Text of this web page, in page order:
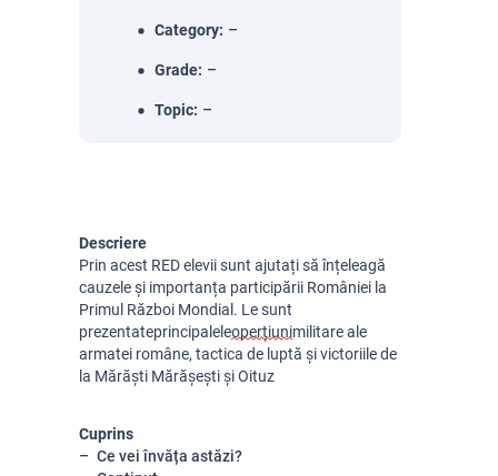
Category: –
Grade: –
Topic: –
Descriere
Prin acest RED elevii sunt ajutați să înțeleagă
cauzele și importanța participării României la
Primul Război Mondial. Le sunt
prezentateprincipaleleoperțiunimilitare ale
armatei române, tactica de luptă și victoriile de
la Mărăști Mărășești și Oituz
Cuprins
Ce vei învăța astăzi?